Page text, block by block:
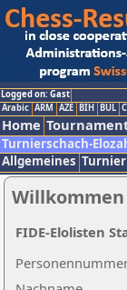
Logged on: Gast
Arabic ARM AZE BIH BUL
Home
Turnierschach-
Allgemeines
Willkommen
FIDE-Elolisten